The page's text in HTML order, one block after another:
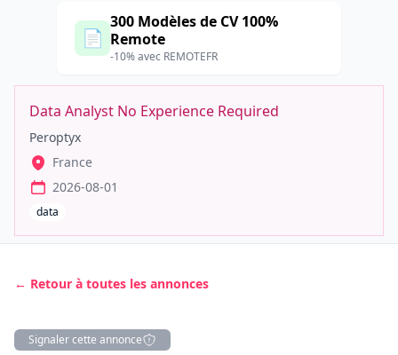
📄
300 Modèles de CV 100%
Remote
-10% avec REMOTEFR
Data Analyst No Experience Required
Peroptyx
France
2026-08-01
data
← Retour à toutes les annonces
Signaler cette annonce